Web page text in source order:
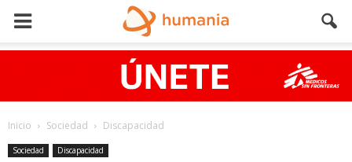
Inicio Sociedad Discapacidad
Sociedad Discapacidad